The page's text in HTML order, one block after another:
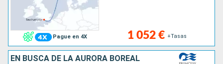
Pague en 4X 1 052 € +Tasas
EN BUSCA DE LA AURORA BOREAL